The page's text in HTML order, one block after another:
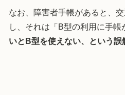
なお、障害者手帳があると、
し、それは「B型の利用に手
いとB型を使えない、という誤